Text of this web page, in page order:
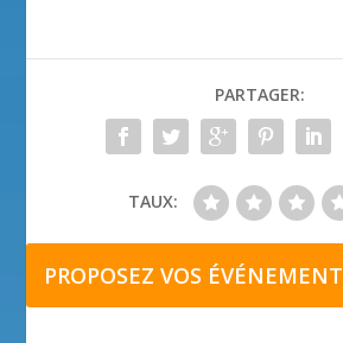
PARTAGER:
TAUX:
PROPOSEZ VOS